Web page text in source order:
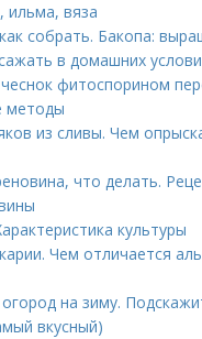
ильма, вяза
собрать. Бакопа:
в домашних
фитоспорином
методы
из сливы. Чем
что делать.
культуры
Чем отличается
на зиму.
вкусный)